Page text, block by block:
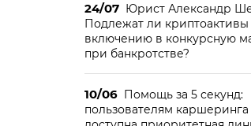
24/07 Юрист Александр
Подлежат ли криптоактивы
включению в конкурсную
при банкротстве?
10/06 Помощь за 5 секунд:
пользователям каршеринга